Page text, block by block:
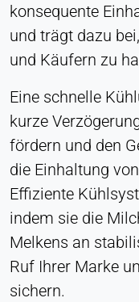
konsequente
und trägt dazu
und Käufern zu
Eine schnelle
kurze
fördern und den
die Einhaltung
Effiziente
indem sie die
Melkens an
Ruf Ihrer Marke
sichern.
Zur Messung
Identifizierung
LinkedIn
Name:
bcookie, li_gc,
Anbieter:
LinkedIn
Zweck:
Konversions-
Cookie
1 Tag - 1 Jahr